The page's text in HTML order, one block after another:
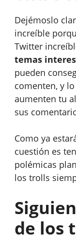
Dejémoslo
increíble
Twitter
temas
pueden
comenten, y
aumenten tu
sus
Como ya
cuestión es
polémicas
los trolls
de los